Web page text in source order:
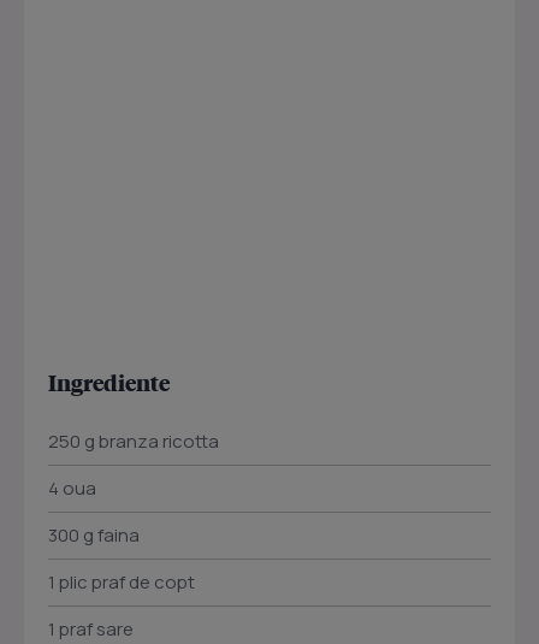
Ingrediente
250 g branza ricotta
4 oua
300 g faina
1 plic praf de copt
1 praf sare